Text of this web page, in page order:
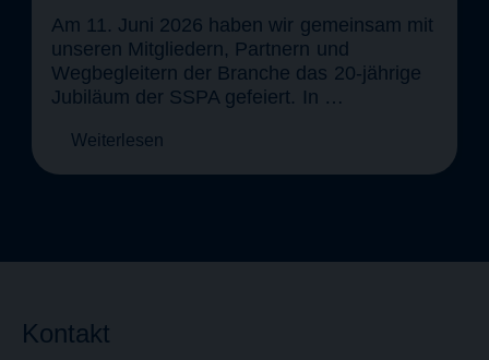
Am 11. Juni 2026 habenwir gemeinsam mit
unseren Mitgliedern, Partnern und
Wegbegleitern der Branche das 20-jährige
Jubiläum der SSPA gefeiert. In …
Weiterlesen
Kontakt